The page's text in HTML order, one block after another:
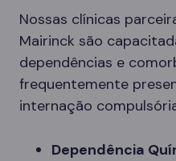
Nossas clínicas
Mairinck são
dependências e
frequentemente
internação
Dependência